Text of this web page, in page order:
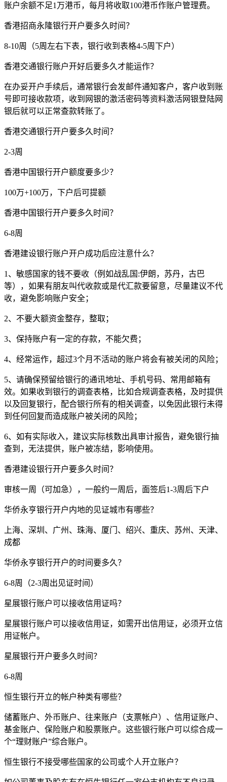
账户余额不足1万港币，每月将收取100港币作账户管理费。
香港招商永隆银行开户要多久时间？
8-10周（5周左右下表，银行收到表格4-5周下户）
香港交通银行账户开好后要多久才能运作？
在办妥开户手续后，通常银行会发邮件通知客户，客户收到账
号即可接收款项，收到网银的激活密码等资料激活网银登陆网
银后就可以正常查款转账了。
香港交通银行开户要多久时间？
2-3周
香港中国银行开户额度要多少？
100万+100万，下户后可提额
香港中国银行开户要多久时间？
6-8周
香港建设银行账户开户成功后应注意什么？
1、敏感国家的钱不要收（例如战乱国:伊朗，苏丹，古巴
等），如果有朋友叫代收款或是代汇款要留意，尽量建议不代
收，避免影响账户安全；
2、不要大额资金整存，整取；
3、保持账户有一定的存款，不能欠费；
4、经常运作，超过3个月不活动的账户将会有被关闭的风险；
5、请确保预留给银行的通讯地址、手机号码、常用邮箱有
效。如果收到银行的调查表格，比如合规调查表格，及时提供
以及回复银行，配合银行所有的相关调查，以免因此银行未得
到任何回复而造成账户被关闭的风险；
6、如有实际收入，建议实际核数出具审计报告，避免银行抽
查到，无法提供，账户被冻结，影响使用。
香港建设银行开户要多久时间？
审核一周（可加急），一般约一周后，面签后1-3周后下户
华侨永亨银行开户内地的见证城市有哪些？
上海、深圳、广州、珠海、厦门、绍兴、重庆、苏州、天津、
成都
华侨永亨银行开户的时间要多久？
6-8周（2-3周出见证时间）
星展银行账户可以接收信用证吗？
星展银行账户可以接收信用证，如需开出信用证，必须开立信
用证帐户。
星展银行开户要多久时间？
6-8周
恒生银行开立的帐户种类有哪些？
储蓄账户、外币账户、往来账户（支票帐户）、信用证账户、
基金账户、保险账户和股票账户。这些银行账户可以综合成一
个“理财账户”综合账户。
恒生银行不接受哪些国家的公司或个人开立账户？